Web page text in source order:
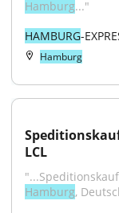
Hamburg..."
HAMBURG-
Hamburg
LCL
Hamburg,